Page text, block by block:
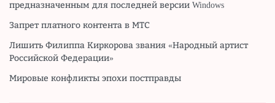
предназначенным для последней версии Windows
Запрет платного контента в МТС
Лишить Филиппа Киркорова звания «Народный артист
Российской Федерации»
Мировые конфликты эпохи постправды